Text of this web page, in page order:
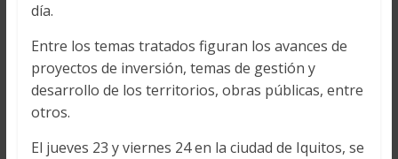
día.
Entre los temas tratados figuran los avances de
proyectos de inversión, temas de gestión y
desarrollo de los territorios, obras públicas, entre
otros.
El jueves 23 y viernes 24 en la ciudad de Iquitos, se